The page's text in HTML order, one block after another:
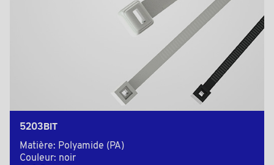
5203BIT
Matière: Polyamide (PA)
Couleur: noir